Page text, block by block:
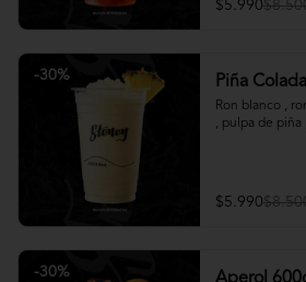
$5.990
-30% Piña
Ron blanco ,
, pulpa de piña
$5.990
-30%